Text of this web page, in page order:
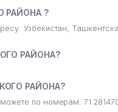
РАЙОНА ?
Узбекистан,
РАЙОНА?
РАЙОНА?
по номерам: 71